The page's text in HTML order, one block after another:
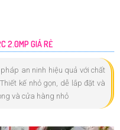
2.0MP GIÁ RẺ
an ninh hiệu quả với chất
kế nhỏ gọn, dễ lắp đặt và
và cửa hàng nhỏ